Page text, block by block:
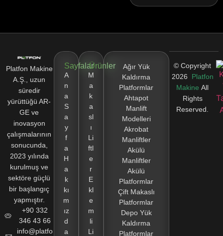
Platfon Makine
A.Ş., uzun
süredir
yürüttüğü AR-
GE ve
inovasyon
çalışmalarının
sonucunda,
2023 yılında
kurulmuş ve
sektöre güçlü
bir başlangıç
yapmıştır.
+90 332
346 43 66
info@platfo
Sayfalar
A
n
a
S
a
y
f
a
H
a
k
kı
m
ız
d
a
Ürünler
M
a
k
a
sl
ı
Li
ftl
e
r
E
kl
e
m
li
Li
Ağır Yük
Kaldırma
Platformlar
Ahtapot
Manlift
Modelleri
Akrobat
Manliftler
Akülü
Manliftler
Akülü
Platformlar
Çift Makaslı
Platformlar
Depo Yük
Kaldırma
Platformlar
© Copyright
2026
Platfon
Makine All
Rights
Reserved.